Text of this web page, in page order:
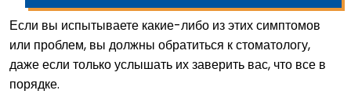
Если вы испытываете какие-либо из этих симптомов
или проблем, вы должны обратиться к стоматологу,
даже если только услышать их заверить вас, что все в
порядке.